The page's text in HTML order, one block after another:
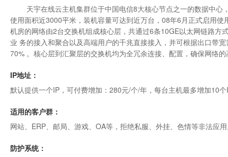
天宇在线云主机集群位于中国电信8大核心节点之一的数据中心
使用面积近3000平米，装机容量可达到近万台，08年6月正式启用
机房的网络由2台交换机组成核心层，共通过6条10GE以太网链路
业 务的接入和聚合以及高端用户的千兆直接接入，并可根据出口带
70% 。核心层到汇聚层的交换机均为全冗余连接、配置，确保网络
IP地址：
默认提供一个IP，可付费增加：280元/个/年，每台主机最多增加10
适用的客户群：
网站、ERP、邮局、游戏、OA等，拒绝私服、外挂、色情等非法应
防护系统：